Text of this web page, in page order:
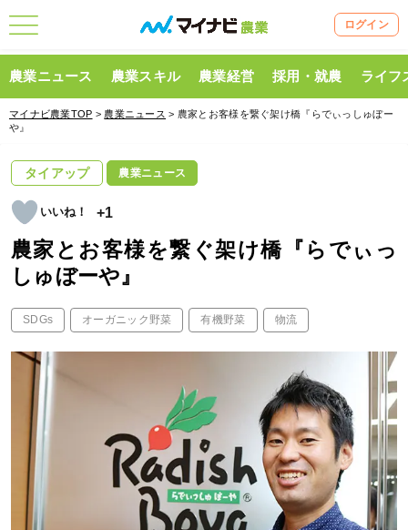
ログイン
農業ニュース 農業スキル 農業経営 採用・就農 ライフ
マイナビ農業TOP > 農業ニュース > 農家とお客様を繋ぐ架け橋『らでぃっしゅぼー
や』
タイアップ 農業ニュース
+1
農家とお客様を繋ぐ架け橋『らでぃっ
しゅぼーや』
SDGs オーガニック野菜 有機野菜 物流